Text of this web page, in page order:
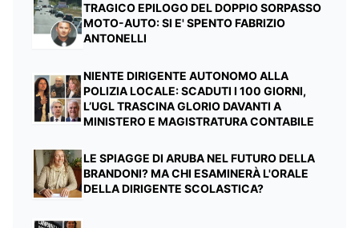
TRAGICO EPILOGO DEL DOPPIO SORPASSO
MOTO-AUTO: SI E' SPENTO FABRIZIO
ANTONELLI
NIENTE DIRIGENTE AUTONOMO ALLA
POLIZIA LOCALE: SCADUTI I 100 GIORNI,
L’UGL TRASCINA GLORIO DAVANTI A
MINISTERO E MAGISTRATURA CONTABILE
LE SPIAGGE DI ARUBA NEL FUTURO DELLA
BRANDONI? MA CHI ESAMINERÀ L'ORALE
DELLA DIRIGENTE SCOLASTICA?